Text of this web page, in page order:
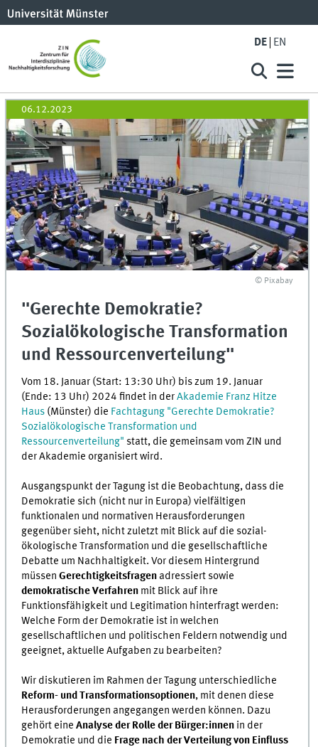
DE EN
06.12.2023
© Pixabay
"Gerechte Demokratie?
Sozialökologische Transformation
und Ressourcenverteilung"
Vom 18. Januar (Start: 13:30 Uhr) bis zum 19. Januar
(Ende: 13 Uhr) 2024 findet in derAkademie Franz Hitze
Haus (Münster) die Fachtagung "Gerechte Demokratie?
Sozialökologische Transformation und
Ressourcenverteilung" statt, die gemeinsam vom ZIN und
der Akademie organisiert wird.
Ausgangspunkt der Tagung ist die Beobachtung, dass die
Demokratie sich (nicht nur in Europa) vielfältigen
funktionalen und normativen Herausforderungen
gegenüber sieht, nicht zuletzt mit Blick auf die sozial-
ökologische Transformation und die gesellschaftliche
Debatte um Nachhaltigkeit. Vor diesem Hintergrund
müssenGerechtigkeitsfragen adressiert sowie
demokratische Verfahren mit Blick auf ihre
Funktionsfähigkeit und Legitimation hinterfragt werden:
Welche Form der Demokratie ist in welchen
gesellschaftlichen und politischen Feldern notwendig und
geeignet, aktuelle Aufgaben zu bearbeiten?
Wir diskutieren im Rahmen der Tagung unterschiedliche
Reform- und Transformationsoptionen, mit denen diese
Herausforderungen angegangen werden können. Dazu
gehört eineAnalyse der Rolle der Bürger:innen in der
Demokratie und die Frage nach der Verteilung von Einfluss